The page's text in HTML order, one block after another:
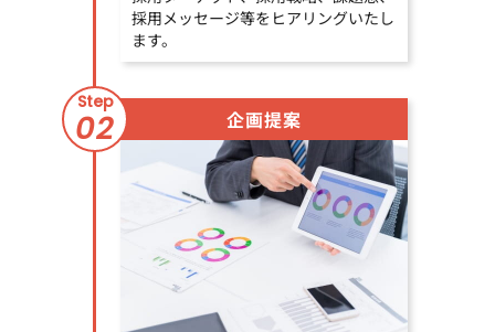
採用メッセージ等をヒアリングいたし
ます。
Step
02 企画提案